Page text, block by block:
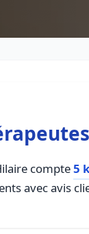
compte5
avec avis